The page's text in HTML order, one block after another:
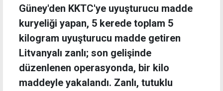
Güney'den KKTC'ye uyuşturucu madde
kuryeliği yapan, 5 kerede toplam 5
kilogram uyuşturucu madde getiren
Litvanyalı zanlı; son gelişinde
düzenlenen operasyonda, bir kilo
maddeyle yakalandı. Zanlı, tutuklu